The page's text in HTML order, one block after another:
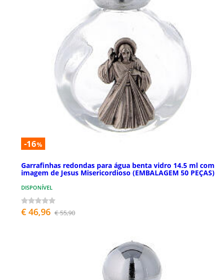
-16%
Garrafinhas redondas para água benta vidro 14.5 ml com
imagem de Jesus Misericordioso (EMBALAGEM 50 PEÇAS)
DISPONÍVEL
€ 46,96 € 55,90